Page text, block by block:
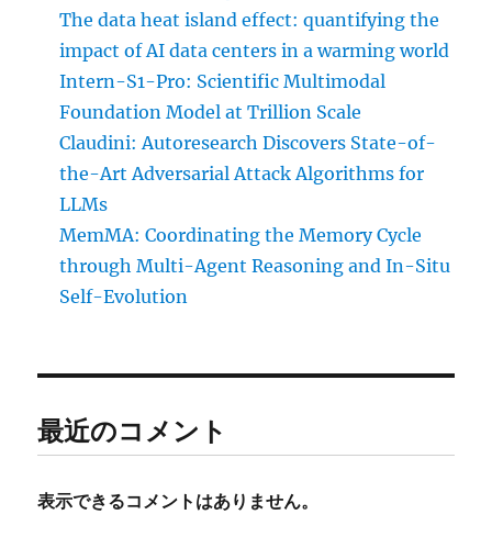
The data heat island effect: quantifying the
impact of AI data centers in a warming world
Intern-S1-Pro: Scientific Multimodal
Foundation Model at Trillion Scale
Claudini: Autoresearch Discovers State-of-
the-Art Adversarial Attack Algorithms for
LLMs
MemMA: Coordinating the Memory Cycle
through Multi-Agent Reasoning and In-Situ
Self-Evolution
最近のコメント
表示できるコメントはありません。